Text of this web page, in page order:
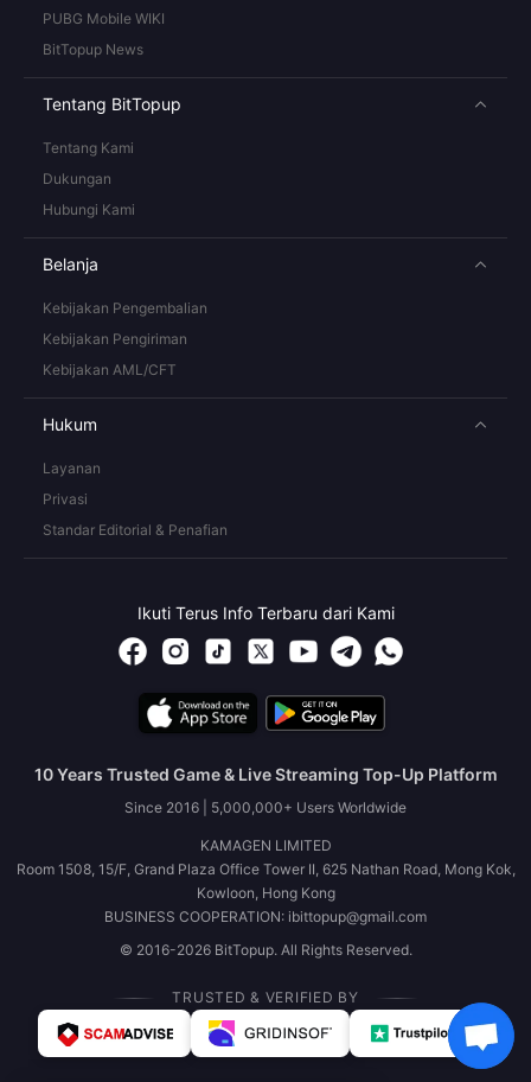
PUBG Mobile WIKI
BitTopup News
Tentang BitTopup
Tentang Kami
Dukungan
Hubungi Kami
Belanja
Kebijakan Pengembalian
Kebijakan Pengiriman
Kebijakan AML/CFT
Hukum
Layanan
Privasi
Standar Editorial & Penafian
Ikuti Terus Info Terbaru dari Kami
10 Years Trusted Game & Live Streaming Top-Up Platform
Since 2016 | 5,000,000+ Users Worldwide
KAMAGEN LIMITED
Room 1508, 15/F, Grand Plaza Office Tower II, 625 Nathan Road, Mong Kok,
Kowloon, Hong Kong
BUSINESS COOPERATION: ibittopup@gmail.com
© 2016-2026 BitTopup. All Rights Reserved.
TRUSTED & VERIFIED BY